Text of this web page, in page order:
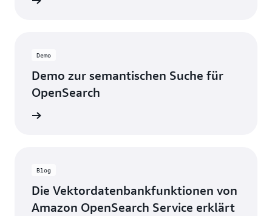
Demo
Demo zur semantischen Suche für
OpenSearch
Blog
Die Vektordatenbankfunktionen von
Amazon OpenSearch Service erklärt